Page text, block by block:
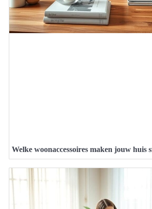
Welke woonaccessoires maken jouw huis